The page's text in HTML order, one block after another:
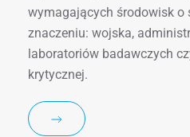
wymagających środowisk o
znaczeniu: wojska,
laboratoriów badawczych
krytycznej.